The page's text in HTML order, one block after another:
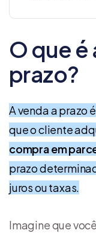
O que é
prazo?
A venda a prazo
que o cliente
compra em
prazo
juros ou taxas.
Imagine que